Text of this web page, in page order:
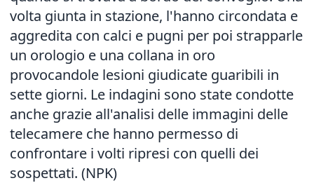
volta giunta in stazione, l'hanno circondata e
aggredita con calci e pugni per poi strapparle
un orologio e una collana in oro
provocandole lesioni giudicate guaribili in
sette giorni. Le indagini sono state condotte
anche grazie all'analisi delle immagini delle
telecamere che hanno permesso di
confrontare i volti ripresi con quelli dei
sospettati. (NPK)